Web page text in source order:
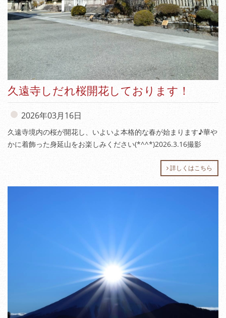
久遠寺しだれ桜開花しております！
2026年03月16日
久遠寺境内の桜が開花し、いよいよ本格的な春が始まります♪華や
かに着飾った身延山をお楽しみください(*^^*)2026.3.16撮影
詳しくはこちら